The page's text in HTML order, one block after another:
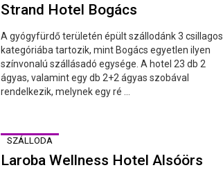
Strand Hotel Bogács
A gyógyfürdő területén épült szállodánk 3 csillagos
kategóriába tartozik, mint Bogács egyetlen ilyen
színvonalú szállásadó egysége. A hotel 23 db 2
ágyas, valamint egy db 2+2 ágyas szobával
rendelkezik, melynek egy ré ...
SZÁLLODA
Laroba Wellness Hotel Alsóörs